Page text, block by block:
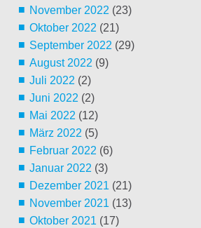
November 2022 (23)
Oktober 2022 (21)
September 2022 (29)
August 2022 (9)
Juli 2022 (2)
Juni 2022 (2)
Mai 2022 (12)
März 2022 (5)
Februar 2022 (6)
Januar 2022 (3)
Dezember 2021 (21)
November 2021 (13)
Oktober 2021 (17)